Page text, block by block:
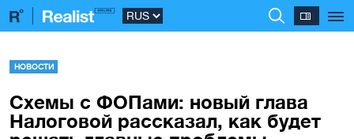
НОВОСТИ
Схемы с ФОПами: новый глава
Налоговой рассказал, как будет